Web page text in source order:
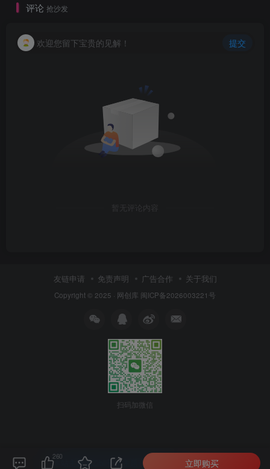
评论 抢沙发
欢迎您留下宝贵的见解！ 提交
暂无评论内容
友链申请 免责声明 广告合作 关于我们
Copyright © 2025 · 网创库 闽ICP备2026003221号
扫码加微信
260
立即购买
本站主题由Zibll子比主题强力驱动 联系作者